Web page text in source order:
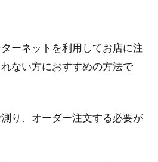
ーネットを利用してお店に注
ない方におすすめの方法で
り、オーダー注文する必要が